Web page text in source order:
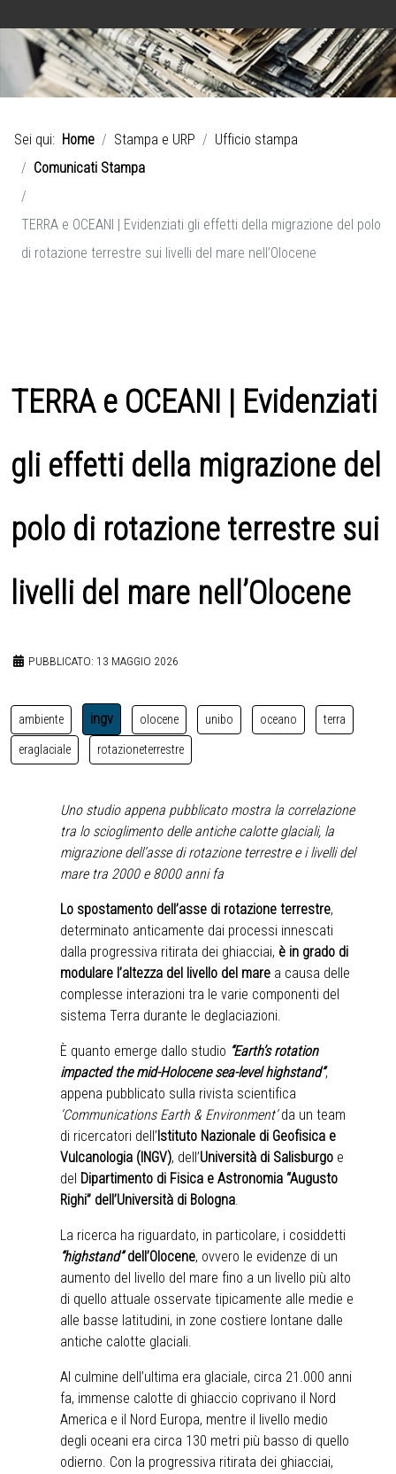
Sei qui: Home Stampa e URP
Ufficio stampa
Comunicati Stampa
TERRA e OCEANI | Evidenziati gli effetti della migrazione del polo
di rotazione terrestre sui livelli del mare nell’Olocene
TERRA e OCEANI | Evidenziati
gli effetti della migrazione del
polo di rotazione terrestre sui
livelli del mare nell’Olocene
PUBBLICATO: 13 MAGGIO 2026
ambiente ingv olocene unibo oceano terra
eraglaciale rotazioneterrestre
Uno studio appena pubblicato mostra la correlazione
tra lo scioglimento delle antiche calotte glaciali, la
migrazione dell’asse di rotazione terrestre e i livelli del
mare tra 2000 e 8000 anni fa
Lo spostamento dell’asse di rotazione terrestre,
determinato anticamente dai processi innescati
dalla progressiva ritirata dei ghiacciai, è in grado di
modulare l’altezza del livello del mare a causa delle
complesse interazioni tra le varie componenti del
sistema Terra durante le deglaciazioni.
È quanto emerge dallo studio “Earth’s rotation
impacted the mid-Holocene sea-level highstand”,
appena pubblicato sulla rivista scientifica
‘Communications Earth & Environment’da un team
di ricercatori dell’ Istituto Nazionale di Geofisica e
Vulcanologia (INGV), dell’Università di Salisburgo e
del Dipartimento di Fisica e Astronomia “Augusto
Righi” dell’Università di Bologna.
La ricerca ha riguardato, in particolare, i cosiddetti
“highstand”dell’Olocene, ovvero le evidenze di un
aumento del livello del mare fino a un livello più alto
di quello attuale osservate tipicamente alle medie e
alle basse latitudini, in zone costiere lontane dalle
antiche calotte glaciali.
Al culmine dell’ultima era glaciale, circa 21.000 anni
fa, immense calotte di ghiaccio coprivano il Nord
America e il Nord Europa, mentre il livello medio
degli oceani era circa 130 metri più basso di quello
odierno. Con la progressiva ritirata dei ghiacciai,